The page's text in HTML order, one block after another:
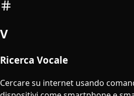
V
Ricerca Vocale
Cercare su internet usando